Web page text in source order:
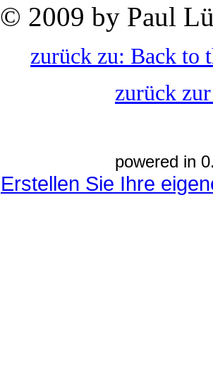
© 2009 by Paul
zurück zu: Back to
zurück
powered in
Erstellen Sie Ihre